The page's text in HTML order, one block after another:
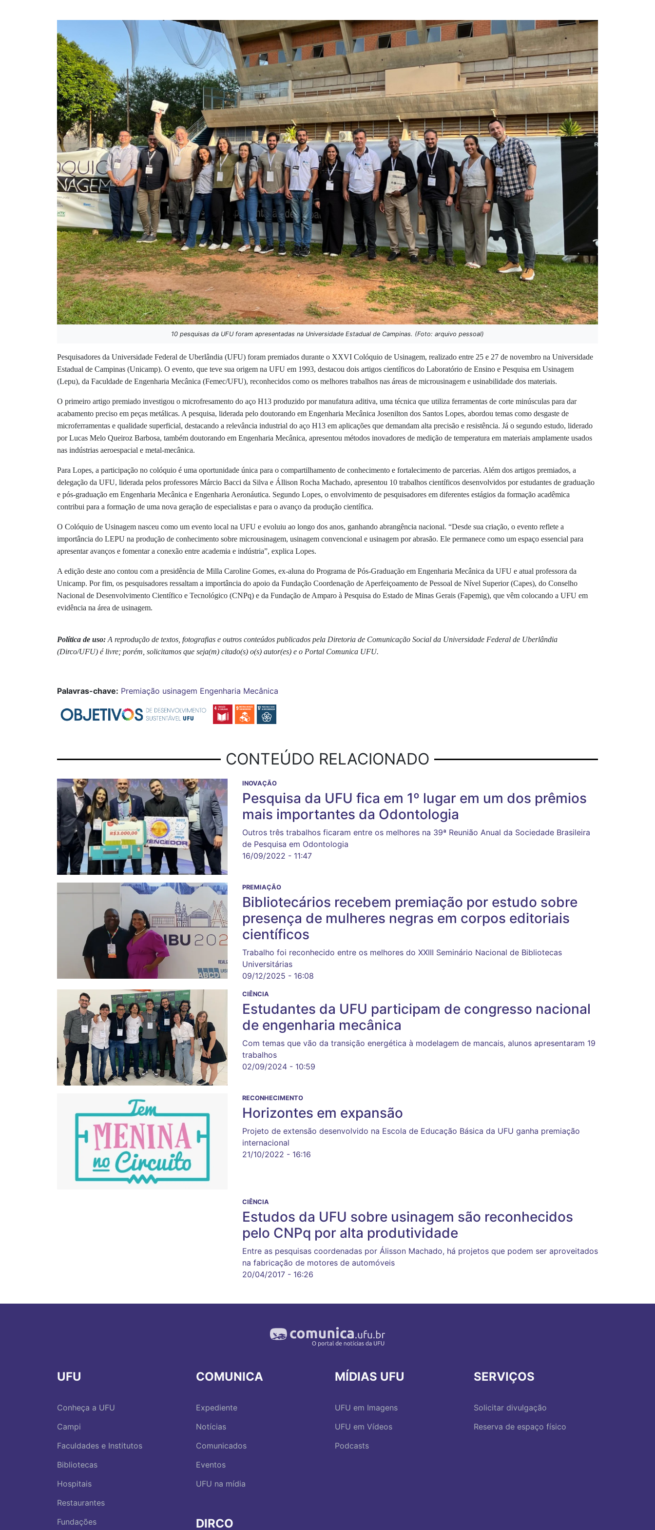
10 pesquisas da UFU foram apresentadas na Universidade Estadual de Campinas. (Foto: arquivo pessoal)
Pesquisadores da Universidade Federal de Uberlândia (UFU) foram premiados durante o XXVI Colóquio de Usinagem, realizado entre 25 e 27 de novembro na Universidade
Estadual de Campinas (Unicamp). O evento, que teve sua origem na UFU em 1993, destacou dois artigos científicos do Laboratório de Ensino e Pesquisa em Usinagem
(Lepu), da Faculdade de Engenharia Mecânica (Femec/UFU), reconhecidos como os melhores trabalhos nas áreas de microusinagem e usinabilidade dos materiais.
O primeiro artigo premiado investigou o microfresamento do aço H13 produzido por manufatura aditiva, uma técnica que utiliza ferramentas de corte minúsculas para dar
acabamento preciso em peças metálicas. A pesquisa, liderada pelo doutorando em Engenharia Mecânica Josenilton dos Santos Lopes, abordou temas como desgaste de
microferramentas e qualidade superficial, destacando a relevância industrial do aço H13 em aplicações que demandam alta precisão e resistência. Já o segundo estudo, liderado
por Lucas Melo Queiroz Barbosa, também doutorando em Engenharia Mecânica, apresentou métodos inovadores de medição de temperatura em materiais amplamente usados
nas indústrias aeroespacial e metal-mecânica.
Para Lopes, a participação no colóquio é uma oportunidade única para o compartilhamento de conhecimento e fortalecimento de parcerias. Além dos artigos premiados, a
delegação da UFU, liderada pelos professores Márcio Bacci da Silva e Állison Rocha Machado, apresentou 10 trabalhos científicos desenvolvidos por estudantes de graduação
e pós-graduação em Engenharia Mecânica e Engenharia Aeronáutica. Segundo Lopes, o envolvimento de pesquisadores em diferentes estágios da formação acadêmica
contribui para a formação de uma nova geração de especialistas e para o avanço da produção científica.
O Colóquio de Usinagem nasceu como um evento local na UFU e evoluiu ao longo dos anos, ganhando abrangência nacional. “Desde sua criação, o evento reflete a
importância do LEPU na produção de conhecimento sobre microusinagem, usinagem convencional e usinagem por abrasão. Ele permanece como um espaço essencial para
apresentar avanços e fomentar a conexão entre academia e indústria”, explica Lopes.
A edição deste ano contou com a presidência de Milla Caroline Gomes, ex-aluna do Programa de Pós-Graduação em Engenharia Mecânica da UFU e atual professora da
Unicamp. Por fim, os pesquisadores ressaltam a importância do apoio da Fundação Coordenação de Aperfeiçoamento de Pessoal de Nível Superior (Capes), do Conselho
Nacional de Desenvolvimento Científico e Tecnológico (CNPq) e da Fundação de Amparo à Pesquisa do Estado de Minas Gerais (Fapemig), que vêm colocando a UFU em
evidência na área de usinagem.
Política de uso: A reprodução de textos, fotografias e outros conteúdos publicados pela Diretoria de Comunicação Social da Universidade Federal de Uberlândia
(Dirco/UFU) é livre; porém, solicitamos que seja(m) citado(s) o(s) autor(es) e o Portal Comunica UFU.
Palavras-chave: Premiação usinagem Engenharia Mecânica
CONTEÚDO RELACIONADO
INOVAÇÃO
Pesquisa da UFU fica em 1º lugar em um dos prêmios
mais importantes da Odontologia
Outros três trabalhos ficaram entre os melhores na 39ª Reunião Anual da Sociedade Brasileira
de Pesquisa em Odontologia
16/09/2022 - 11:47
PREMIAÇÃO
Bibliotecários recebem premiação por estudo sobre
presença de mulheres negras em corpos editoriais
científicos
Trabalho foi reconhecido entre os melhores do XXIII Seminário Nacional de Bibliotecas
Universitárias
09/12/2025 - 16:08
CIÊNCIA
Estudantes da UFU participam de congresso nacional
de engenharia mecânica
Com temas que vão da transição energética à modelagem de mancais, alunos apresentaram 19
trabalhos
02/09/2024 - 10:59
RECONHECIMENTO
Horizontes em expansão
Projeto de extensão desenvolvido na Escola de Educação Básica da UFU ganha premiação
internacional
21/10/2022 - 16:16
CIÊNCIA
Estudos da UFU sobre usinagem são reconhecidos
pelo CNPq por alta produtividade
Entre as pesquisas coordenadas por Álisson Machado, há projetos que podem ser aproveitados
na fabricação de motores de automóveis
20/04/2017 - 16:26
UFU
Conheça a UFU
Campi
Faculdades e Institutos
Bibliotecas
Hospitais
Restaurantes
Fundações
COMUNICA
Expediente
Notícias
Comunicados
Eventos
UFU na mídia
DIRCO
MÍDIAS UFU
UFU em Imagens
UFU em Vídeos
Podcasts
SERVIÇOS
Solicitar divulgação
Reserva de espaço físico